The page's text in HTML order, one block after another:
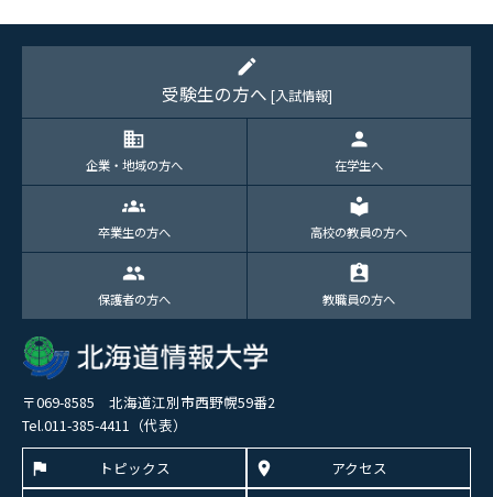
edit
受験生の方へ [入試情報]
domain
企業・地域の方へ
person
在学生へ
groups
卒業生の方へ
local_library
高校の教員の方へ
group
保護者の方へ
assignment_ind
教職員の方へ
〒069-8585 北海道江別市西野幌59番2
Tel.011-385-4411（代表）
トピックス
アクセス